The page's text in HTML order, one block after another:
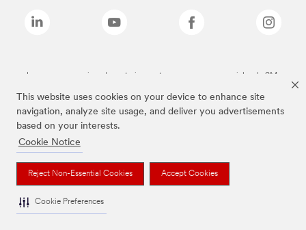
This website uses cookies on your device to enhance site
navigation, analyze site usage, and deliver you advertisements
based on your interests.
Cookie Notice
Reject Non-Essential Cookies Accept Cookies
Cookie Preferences
Las marcas mencionadas anteriormente son marcas comerciales de 3M.